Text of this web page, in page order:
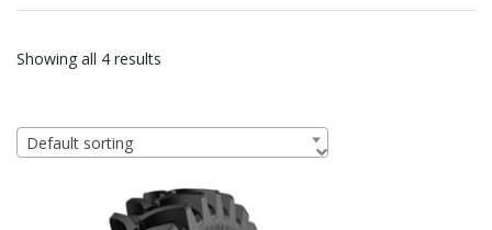
Showing all 4 results
Default sorting